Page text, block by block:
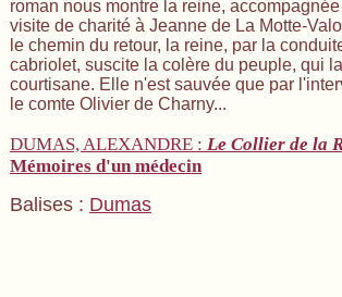
roman nous montre la reine,
visite de charité à Jeanne de La Motte-
le chemin du retour, la reine, par la
cabriolet, suscite la colère du peuple, qui
courtisane. Elle n'est sauvée que par
le comte Olivier de Charny...
DUMAS, ALEXANDRE : Le Collier de la
Mémoires d'un médecin
Balises : Dumas